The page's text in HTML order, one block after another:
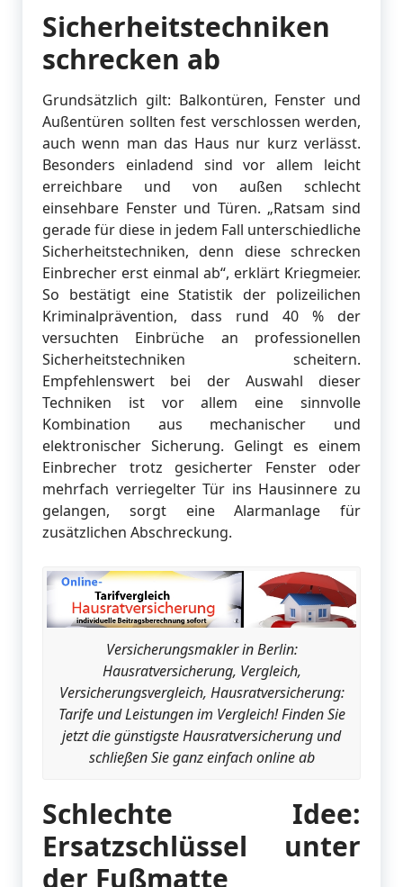
Sicherheitstechniken
schrecken ab
Grundsätzlich gilt: Balkontüren, Fenster und
Außentüren sollten fest verschlossen werden,
auch wenn man das Haus nur kurz verlässt.
Besonders einladend sind vor allem leicht
erreichbare und von außen schlecht
einsehbare Fenster und Türen. „Ratsam sind
gerade für diese in jedem Fall unterschiedliche
Sicherheitstechniken, denn diese schrecken
Einbrecher erst einmal ab“, erklärt Kriegmeier.
So bestätigt eine Statistik der polizeilichen
Kriminalprävention, dass rund 40 % der
versuchten Einbrüche an professionellen
Sicherheitstechniken scheitern.
Empfehlenswert bei der Auswahl dieser
Techniken ist vor allem eine sinnvolle
Kombination aus mechanischer und
elektronischer Sicherung. Gelingt es einem
Einbrecher trotz gesicherter Fenster oder
mehrfach verriegelter Tür ins Hausinnere zu
gelangen, sorgt eine Alarmanlage für
zusätzlichen Abschreckung.
Versicherungsmakler in Berlin:
Hausratversicherung, Vergleich,
Versicherungsvergleich, Hausratversicherung:
Tarife und Leistungen im Vergleich! Finden Sie
jetzt die günstigste Hausratversicherung und
schließen Sie ganz einfach online ab
Schlechte Idee:
Ersatzschlüssel unter
der Fußmatte